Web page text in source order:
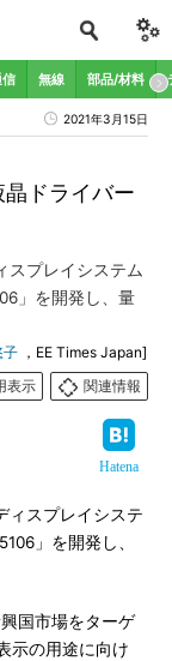
無線 部品/材料
2021年3月15日
ドライバー
スプレイシステム
」を開発し、量
子 ，EE Times Japan]
表示
関連情報
Hatena
ィスプレイシステ
」を開発し、
国市場をターゲ
示の用途に向け